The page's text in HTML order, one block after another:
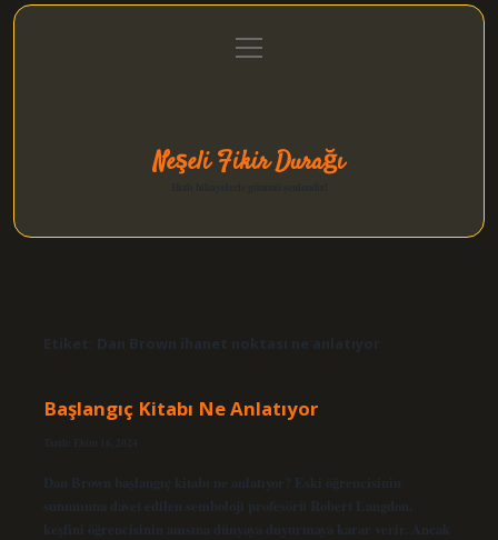
Gizlilik Politikası
menüyü
aç
Neşeli Fikir Durağı
Etiket: Dan Brown ihanet noktası ne anlatıyor
Başlangıç Kitabı Ne Anlatıyor
Tarih: Ekim 16, 2024
Dan Brown başlangıç kitabı ne anlatıyor? Eski öğrencisinin
sunumuna davet edilen semboloji profesörü Robert Langdon,
keşfini öğrencisinin anısına dünyaya duyurmaya karar verir. Ancak